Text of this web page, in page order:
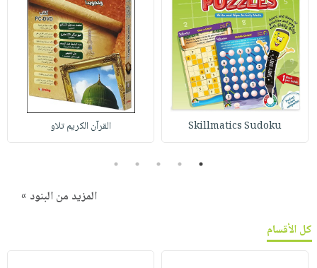
Skillmatics Sudoku القرآن الكريم تلاو
1
2
3
4
5
المزيد من البنود »
كل الأقسام